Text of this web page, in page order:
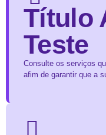
Título
Teste
Consulte os serviços
afim de garantir que a